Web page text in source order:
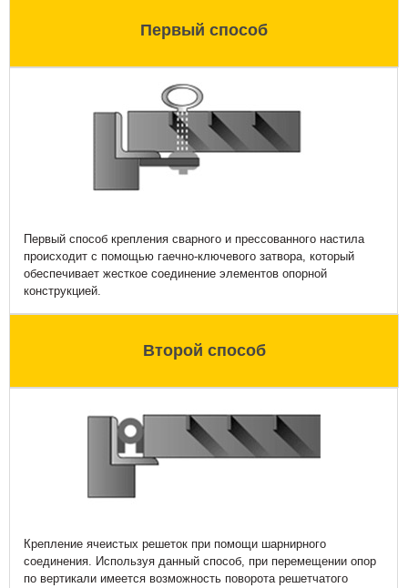
Первый способ
Первый способ крепления сварного и прессованного настила
происходит с помощью гаечно-ключевого затвора, который
обеспечивает жесткое соединение элементов опорной
конструкцией.
Второй способ
Крепление ячеистых решеток при помощи шарнирного
соединения. Используя данный способ, при перемещении опор
по вертикали имеется возможность поворота решетчатого